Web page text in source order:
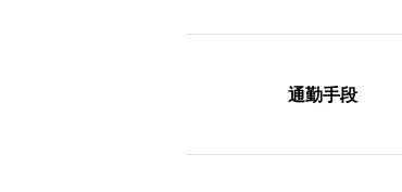
通勤手段